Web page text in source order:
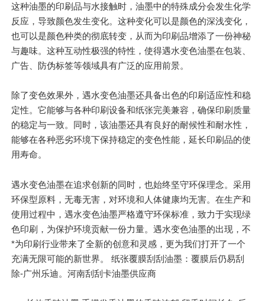
这种油墨的印刷品与水接触时，油墨中的特殊成分会发生化学
反应，导致颜色发生变化。这种变化可以是颜色的深浅变化，
也可以是颜色种类的彻底转变，从而为印刷品增添了一份神秘
与趣味。这种互动性极强的特性，使得遇水变色油墨在包装、
广告、防伪标签等领域具有广泛的应用前景。
除了变色效果外，遇水变色油墨还具备出色的印刷适应性和稳
定性。它能够与各种印刷设备和纸张完美兼容，确保印刷质量
的稳定与一致。同时，该油墨还具有良好的耐候性和耐水性，
能够在各种恶劣环境下保持稳定的变色性能，延长印刷品的使
用寿命。
遇水变色油墨在追求创新的同时，也始终坚守环保理念。采用
环保型原料，无毒无害，对环境和人体健康均无害。在生产和
使用过程中，遇水变色油墨严格遵守环保标准，致力于实现绿
色印刷，为保护环境贡献一份力量。遇水变色油墨的出现，不
*为印刷行业带来了全新的创意和灵感，更为我们打开了一个
充满无限可能的新世界。 纸张覆膜刮刮油墨：覆膜后仍易刮
除-广州乐迪。河南刮刮卡油墨供应商